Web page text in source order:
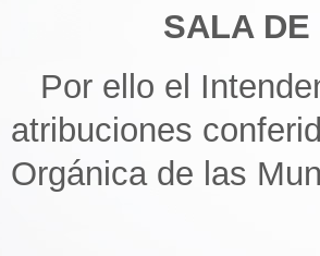
SALA
Por ello el
atribuciones
Orgánica de las